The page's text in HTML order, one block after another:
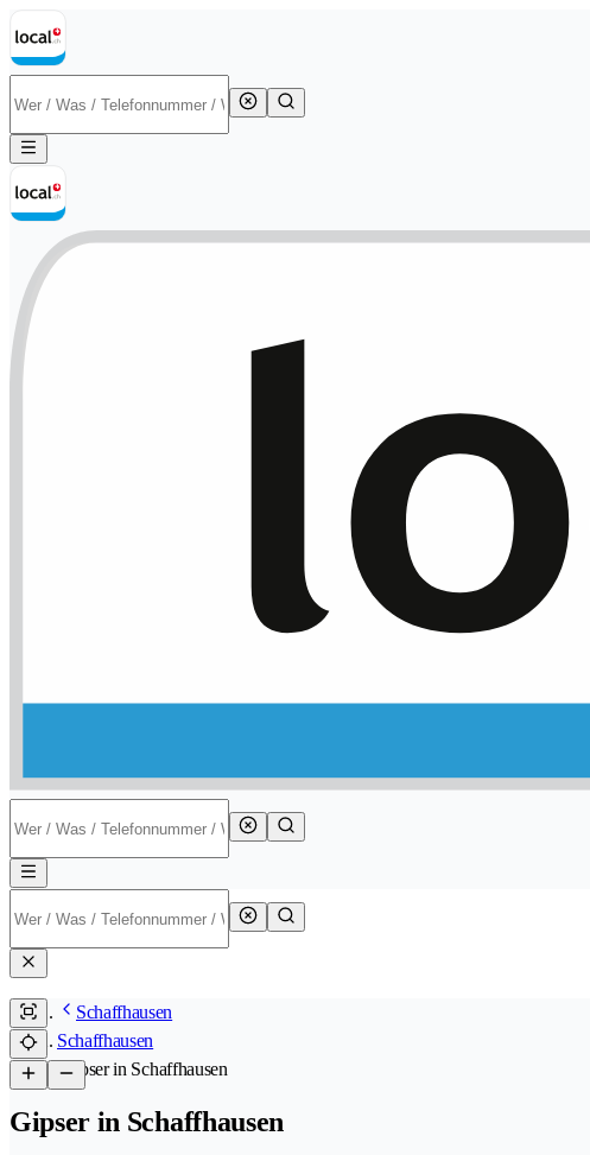
Schaffhausen
Schaffhausen
/Gipser in Schaffhausen
Gipser in Schaffhausen